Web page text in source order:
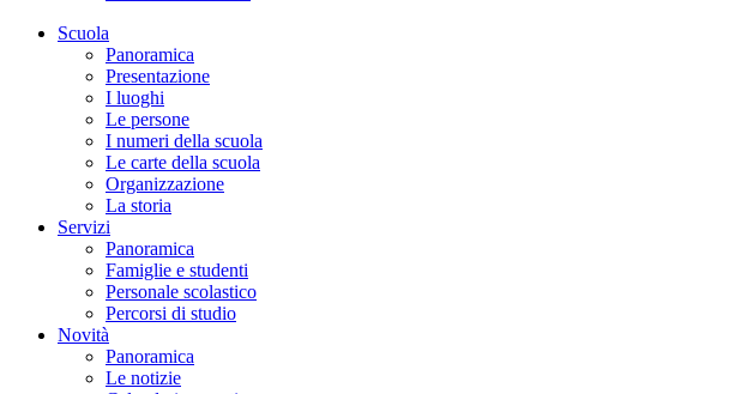
Scuola
Panoramica
Presentazione
I luoghi
Le persone
I numeri della scuola
Le carte della scuola
Organizzazione
La storia
Servizi
Panoramica
Famiglie e studenti
Personale scolastico
Percorsi di studio
Novità
Panoramica
Le notizie